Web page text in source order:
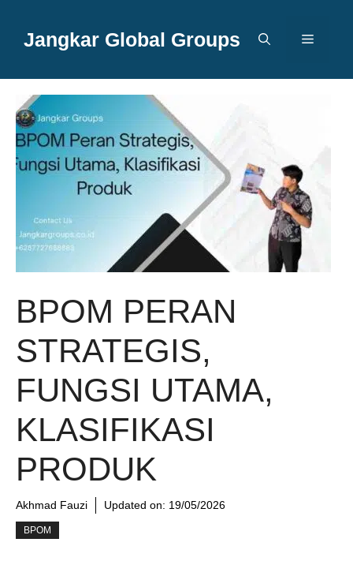
Jangkar Global Groups Menu
BPOM PERAN
STRATEGIS,
FUNGSI UTAMA,
KLASIFIKASI
PRODUK
Akhmad Fauzi Updated on: 19/05/2026
BPOM